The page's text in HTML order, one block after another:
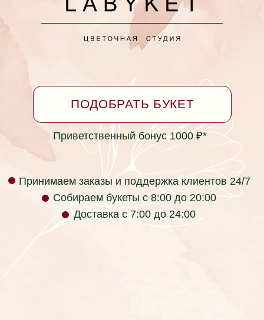
Политика в отношении обработки персональных
данных
Фактический адрес: г. Ейск, ул. Коммунаров 26
(пересечение с ул. Таманская)
labyket@yandex.ru +7 (928) 334-99-39
Юридический адрес: ул. Кирова 37, г.
Красноярск, Красноярский край, 660017, Россия
ИП Раев Сергей Владимирович ИНН
236105723034
Телефон компании: +7 (928) 334-99-39